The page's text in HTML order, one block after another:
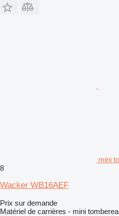
mini
8
Wacker WB16AEF
Prix sur demande
Matériel de carrières - mini